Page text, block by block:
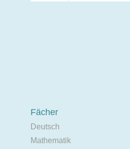
Fächer
Deutsch
Mathematik